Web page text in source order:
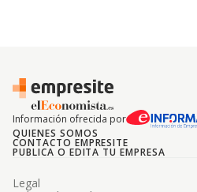
Información ofrecida por
QUIENES SOMOS
CONTACTO EMPRESITE
PUBLICA O EDITA TU EMPRESA
Legal